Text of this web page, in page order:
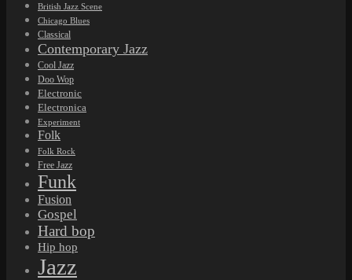
British Jazz Scene
Chicago Blues
Classical
Contemporary Jazz
Cool Jazz
Doo Wop
Electronic
Electronica
Experiment
Folk
Folk Rock
Free Jazz
Funk
Fusion
Gospel
Hard bop
Hip hop
Jazz